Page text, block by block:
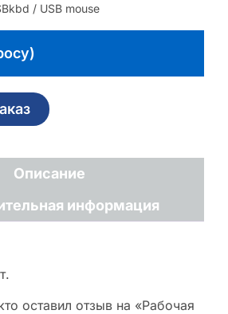
/ USB mouse
Описание
информация
оставил отзыв на «Рабочая